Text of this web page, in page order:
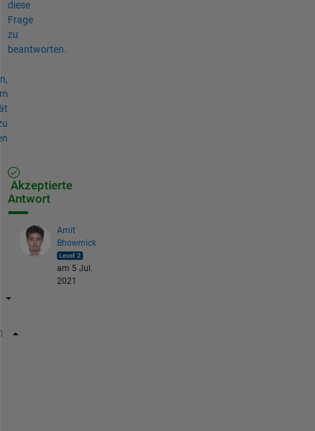
diese
Frage
zu
beantworten.
Akzeptierte
Antwort
Amit
Bhowmick
am 5 Jul.
2021